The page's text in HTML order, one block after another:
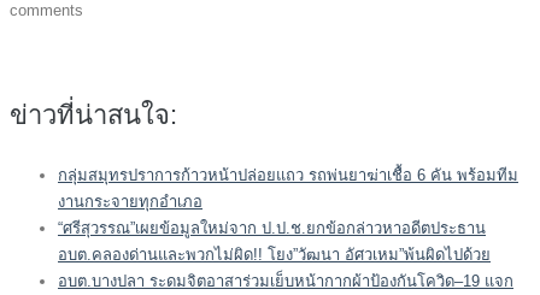
comments
ข่าวที่น่าสนใจ:
กลุ่มสมุทรปราการก้าวหน้าปล่อยแถว รถพ่นยาฆ่าเชื้อ 6 คัน พร้อมทีม
งานกระจายทุกอำเภอ
“ศรีสุวรรณ”เผยข้อมูลใหม่จาก ป.ป.ช.ยกข้อกล่าวหาอดีตประธาน
อบต.คลองด่านและพวกไม่ผิด!! โยง”วัฒนา อัศวเหม”พ้นผิดไปด้วย
อบต.บางปลา ระดมจิตอาสาร่วมเย็บหน้ากากผ้าป้องกันโควิด–19 แจก